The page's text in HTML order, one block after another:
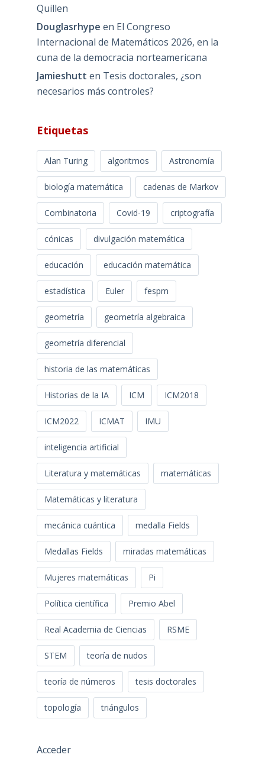
Quillen
Douglasrhype en El Congreso
Internacional de Matemáticos 2026, en la
cuna de la democracia norteamericana
Jamieshutt en Tesis doctorales, ¿son
necesarios más controles?
Etiquetas
Alan Turing algoritmos Astronomía
biología matemática cadenas de Markov
Combinatoria Covid-19 criptografía
cónicas divulgación matemática
educación educación matemática
estadística Euler fespm
geometría geometría algebraica
geometría diferencial
historia de las matemáticas
Historias de la IA ICM ICM2018
ICM2022 ICMAT IMU
inteligencia artificial
Literatura y matemáticas matemáticas
Matemáticas y literatura
mecánica cuántica medalla Fields
Medallas Fields miradas matemáticas
Mujeres matemáticas Pi
Política científica Premio Abel
Real Academia de Ciencias RSME
STEM teoría de nudos
teoría de números tesis doctorales
topología triángulos
Acceder